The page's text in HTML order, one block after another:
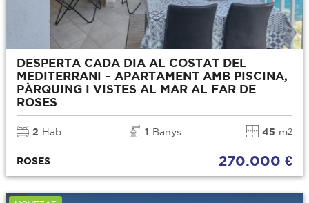
DESPERTA CADA DIA AL COSTAT DEL
MEDITERRANI – APARTAMENT AMB PISCINA,
PÀRQUING I VISTES AL MAR AL FAR DE
ROSES
2 Hab. 1 Banys 45 m2
ROSES 270.000 €